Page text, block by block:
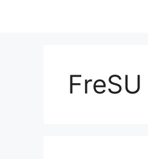
FreSU